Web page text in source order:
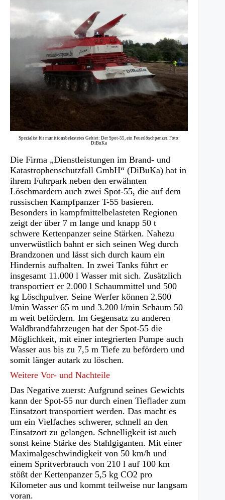
Spezialist für munitionsbelastetes Gebiet: Der Spot-55, ein Feuerlöschpanzer. Foto:
DiBuKa
Die Firma „Dienstleistungen im Brand- und
Katastrophenschutzfall GmbH“ (DiBuKa) hat in
ihrem Fuhrpark neben den erwähnten
Löschmardern auch zwei Spot-55, die auf dem
russischen Kampfpanzer T-55 basieren.
Besonders in kampfmittelbelasteten Regionen
zeigt der über 7 m lange und knapp 50 t
schwere Kettenpanzer seine Stärken. Nahezu
unverwüstlich bahnt er sich seinen Weg durch
Brandzonen und lässt sich durch kaum ein
Hindernis aufhalten. In zwei Tanks führt er
insgesamt 11.000 l Wasser mit sich. Zusätzlich
transportiert er 2.000 l Schaummittel und 500
kg Löschpulver. Seine Werfer können 2.500
l/min Wasser 65 m und 3.200 l/min Schaum 50
m weit befördern. Im Gegensatz zu anderen
Waldbrandfahrzeugen hat der Spot-55 die
Möglichkeit, mit einer integrierten Pumpe auch
Wasser aus bis zu 7,5 m Tiefe zu befördern und
somit länger autark zu löschen.
Weitere Vor- und Nachteile
Das Negative zuerst: Aufgrund seines Gewichts
kann der Spot-55 nur durch einen Tieflader zum
Einsatzort transportiert werden. Das macht es
um ein Vielfaches schwerer, schnell an den
Einsatzort zu gelangen. Schnelligkeit ist auch
sonst keine Stärke des Stahlgiganten. Mit einer
Maximalgeschwindigkeit von 50 km/h und
einem Spritverbrauch von 210 l auf 100 km
stößt der Kettenpanzer 5,5 kg CO2 pro
Kilometer aus und kommt teilweise nur langsam
voran.